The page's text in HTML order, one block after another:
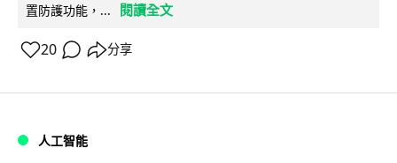
置防護功能，...
閱讀全文
20 分享
人工智能